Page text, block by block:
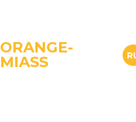
ORANGE-
MIASS